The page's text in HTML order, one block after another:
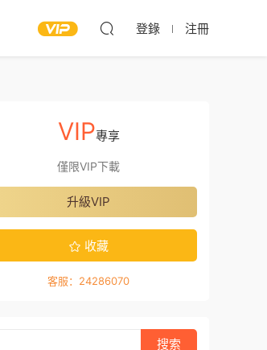
登錄 注冊
VIP專享
僅限VIP下載
升級VIP
收藏
客服：24286070